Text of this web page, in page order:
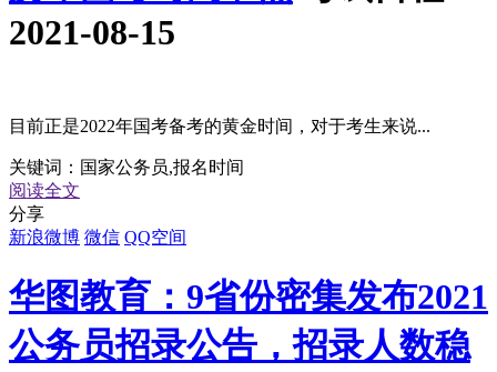
2021-08-15
目前正是2022年国考备考的黄金时间，对于考生来说...
关键词： 国家公务员,报名时间
阅读全文
分享
新浪微博 微信 QQ空间
华图教育：9省份密集发布2021
公务员招录公告，招录人数稳